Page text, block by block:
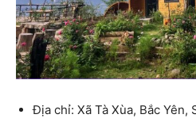
Địa chỉ: Xã Tà Xùa, Bắc Yên,